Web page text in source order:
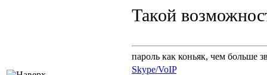
Такой
пароль как коньяк, чем больше
Skype/VoIP